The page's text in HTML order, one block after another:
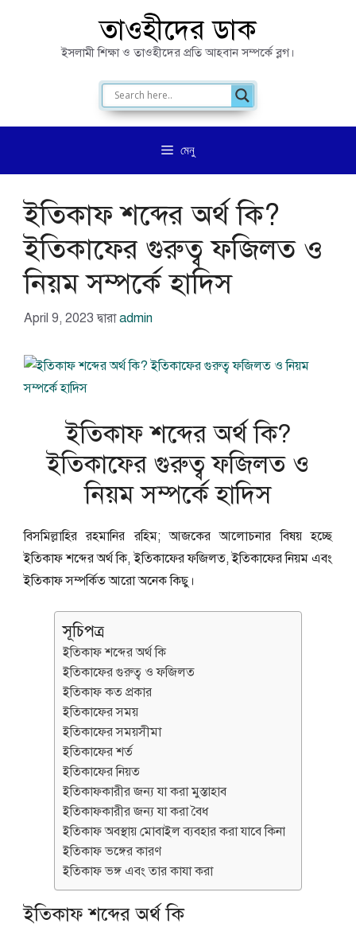
তাওহীদের ডাক
ইসলামী শিক্ষা ও তাওহীদের প্রতি আহবান সম্পর্কে ব্লগ।
মেনু
ইতিকাফ শব্দের অর্থ কি?
ইতিকাফের গুরুত্ব ফজিলত ও
নিয়ম সম্পর্কে হাদিস
April 9, 2023 দ্বারাadmin
ইতিকাফ শব্দের অর্থ কি?
ইতিকাফের গুরুত্ব ফজিলত ও
নিয়ম সম্পর্কে হাদিস
বিসমিল্লাহির রহমানির রহিম; আজকের আলোচনার বিষয় হচ্ছে
ইতিকাফ শব্দের অর্থ কি, ইতিকাফের ফজিলত, ইতিকাফের নিয়ম এবং
ইতিকাফ সম্পর্কিত আরো অনেক কিছু।
সূচিপত্র
ইতিকাফ শব্দের অর্থ কি
ইতিকাফের গুরুত্ব ও ফজিলত
ইতিকাফ কত প্রকার
ইতিকাফের সময়
ইতিকাফের সময়সীমা
ইতিকাফের শর্ত
ইতিকাফের নিয়ত
ইতিকাফকারীর জন্য যা করা মুস্তাহাব
ইতিকাফকারীর জন্য যা করা বৈধ
ইতিকাফ অবস্থায় মোবাইল ব্যবহার করা যাবে কিনা
ইতিকাফ ভঙ্গের কারণ
ইতিকাফ ভঙ্গ এবং তার কাযা করা
ইতিকাফ শব্দের অর্থ কি